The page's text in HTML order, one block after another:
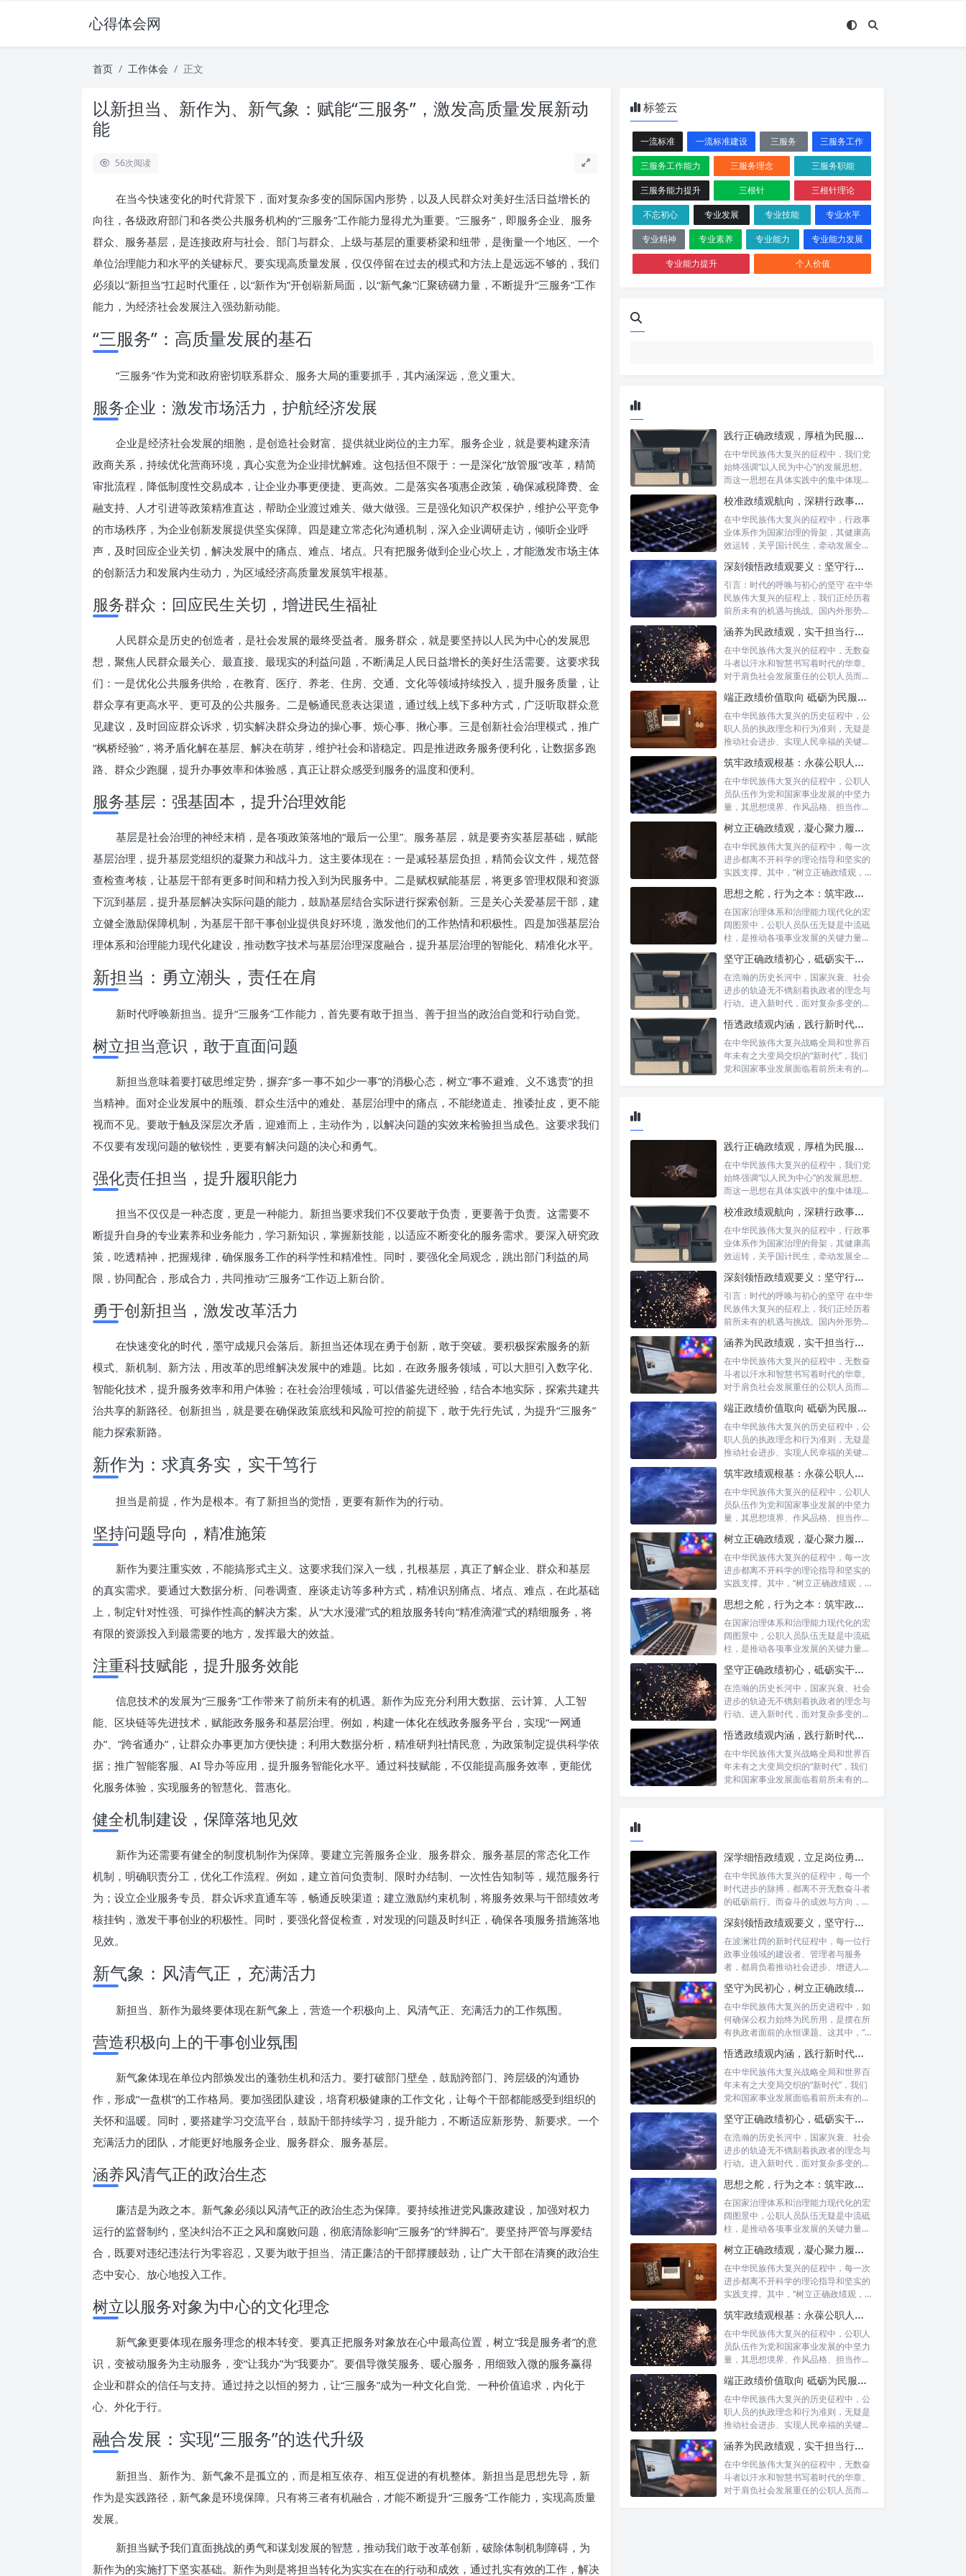
心得体会网
首页 工作体会 正文
以新担当、新作为、新气象：赋能“三服务”，激发高质量发展新动
能
56次阅读
在当今快速变化的时代背景下，面对复杂多变的国际国内形势，以及人民群众对美好生活日益增长的
向往，各级政府部门和各类公共服务机构的“三服务”工作能力显得尤为重要。“三服务”，即服务企业、服务
群众、服务基层，是连接政府与社会、部门与群众、上级与基层的重要桥梁和纽带，是衡量一个地区、一个
单位治理能力和水平的关键标尺。要实现高质量发展，仅仅停留在过去的模式和方法上是远远不够的，我们
必须以“新担当”扛起时代重任，以“新作为”开创崭新局面，以“新气象”汇聚磅礴力量，不断提升“三服务”工作
能力，为经济社会发展注入强劲新动能。
“三服务”：高质量发展的基石
“三服务”作为党和政府密切联系群众、服务大局的重要抓手，其内涵深远，意义重大。
服务企业：激发市场活力，护航经济发展
企业是经济社会发展的细胞，是创造社会财富、提供就业岗位的主力军。服务企业，就是要构建亲清
政商关系，持续优化营商环境，真心实意为企业排忧解难。这包括但不限于：一是深化“放管服”改革，精简
审批流程，降低制度性交易成本，让企业办事更便捷、更高效。二是落实各项惠企政策，确保减税降费、金
融支持、人才引进等政策精准直达，帮助企业渡过难关、做大做强。三是强化知识产权保护，维护公平竞争
的市场秩序，为企业创新发展提供坚实保障。四是建立常态化沟通机制，深入企业调研走访，倾听企业呼
声，及时回应企业关切，解决发展中的痛点、难点、堵点。只有把服务做到企业心坎上，才能激发市场主体
的创新活力和发展内生动力，为区域经济高质量发展筑牢根基。
服务群众：回应民生关切，增进民生福祉
人民群众是历史的创造者，是社会发展的最终受益者。服务群众，就是要坚持以人民为中心的发展思
想，聚焦人民群众最关心、最直接、最现实的利益问题，不断满足人民日益增长的美好生活需要。这要求我
们：一是优化公共服务供给，在教育、医疗、养老、住房、交通、文化等领域持续投入，提升服务质量，让
群众享有更高水平、更可及的公共服务。二是畅通民意表达渠道，通过线上线下多种方式，广泛听取群众意
见建议，及时回应群众诉求，切实解决群众身边的操心事、烦心事、揪心事。三是创新社会治理模式，推广
“枫桥经验”，将矛盾化解在基层、解决在萌芽，维护社会和谐稳定。四是推进政务服务便利化，让数据多跑
路、群众少跑腿，提升办事效率和体验感，真正让群众感受到服务的温度和便利。
服务基层：强基固本，提升治理效能
基层是社会治理的神经末梢，是各项政策落地的“最后一公里”。服务基层，就是要夯实基层基础，赋能
基层治理，提升基层党组织的凝聚力和战斗力。这主要体现在：一是减轻基层负担，精简会议文件，规范督
查检查考核，让基层干部有更多时间和精力投入到为民服务中。二是赋权赋能基层，将更多管理权限和资源
下沉到基层，提升基层解决实际问题的能力，鼓励基层结合实际进行探索创新。三是关心关爱基层干部，建
立健全激励保障机制，为基层干部干事创业提供良好环境，激发他们的工作热情和积极性。四是加强基层治
理体系和治理能力现代化建设，推动数字技术与基层治理深度融合，提升基层治理的智能化、精准化水平。
新担当：勇立潮头，责任在肩
新时代呼唤新担当。提升“三服务”工作能力，首先要有敢于担当、善于担当的政治自觉和行动自觉。
树立担当意识，敢于直面问题
新担当意味着要打破思维定势，摒弃“多一事不如少一事”的消极心态，树立“事不避难、义不逃责”的担
当精神。面对企业发展中的瓶颈、群众生活中的难处、基层治理中的痛点，不能绕道走、推诿扯皮，更不能
视而不见。要敢于触及深层次矛盾，迎难而上，主动作为，以解决问题的实效来检验担当成色。这要求我们
不仅要有发现问题的敏锐性，更要有解决问题的决心和勇气。
强化责任担当，提升履职能力
担当不仅仅是一种态度，更是一种能力。新担当要求我们不仅要敢于负责，更要善于负责。这需要不
断提升自身的专业素养和业务能力，学习新知识，掌握新技能，以适应不断变化的服务需求。要深入研究政
策，吃透精神，把握规律，确保服务工作的科学性和精准性。同时，要强化全局观念，跳出部门利益的局
限，协同配合，形成合力，共同推动“三服务”工作迈上新台阶。
勇于创新担当，激发改革活力
在快速变化的时代，墨守成规只会落后。新担当还体现在勇于创新，敢于突破。要积极探索服务的新
模式、新机制、新方法，用改革的思维解决发展中的难题。比如，在政务服务领域，可以大胆引入数字化、
智能化技术，提升服务效率和用户体验；在社会治理领域，可以借鉴先进经验，结合本地实际，探索共建共
治共享的新路径。创新担当，就是要在确保政策底线和风险可控的前提下，敢于先行先试，为提升“三服务”
能力探索新路。
新作为：求真务实，实干笃行
担当是前提，作为是根本。有了新担当的觉悟，更要有新作为的行动。
坚持问题导向，精准施策
新作为要注重实效，不能搞形式主义。这要求我们深入一线，扎根基层，真正了解企业、群众和基层
的真实需求。要通过大数据分析、问卷调查、座谈走访等多种方式，精准识别痛点、堵点、难点，在此基础
上，制定针对性强、可操作性高的解决方案。从“大水漫灌”式的粗放服务转向“精准滴灌”式的精细服务，将
有限的资源投入到最需要的地方，发挥最大的效益。
注重科技赋能，提升服务效能
信息技术的发展为“三服务”工作带来了前所未有的机遇。新作为应充分利用大数据、云计算、人工智
能、区块链等先进技术，赋能政务服务和基层治理。例如，构建一体化在线政务服务平台，实现“一网通
办”、“跨省通办”，让群众办事更加方便快捷；利用大数据分析，精准研判社情民意，为政策制定提供科学依
据；推广智能客服、AI 导办等应用，提升服务智能化水平。通过科技赋能，不仅能提高服务效率，更能优
化服务体验，实现服务的智慧化、普惠化。
健全机制建设，保障落地见效
新作为还需要有健全的制度机制作为保障。要建立完善服务企业、服务群众、服务基层的常态化工作
机制，明确职责分工，优化工作流程。例如，建立首问负责制、限时办结制、一次性告知制等，规范服务行
为；设立企业服务专员、群众诉求直通车等，畅通反映渠道；建立激励约束机制，将服务效果与干部绩效考
核挂钩，激发干事创业的积极性。同时，要强化督促检查，对发现的问题及时纠正，确保各项服务措施落地
见效。
新气象：风清气正，充满活力
新担当、新作为最终要体现在新气象上，营造一个积极向上、风清气正、充满活力的工作氛围。
营造积极向上的干事创业氛围
新气象体现在单位内部焕发出的蓬勃生机和活力。要打破部门壁垒，鼓励跨部门、跨层级的沟通协
作，形成“一盘棋”的工作格局。要加强团队建设，培育积极健康的工作文化，让每个干部都能感受到组织的
关怀和温暖。同时，要搭建学习交流平台，鼓励干部持续学习，提升能力，不断适应新形势、新要求。一个
充满活力的团队，才能更好地服务企业、服务群众、服务基层。
涵养风清气正的政治生态
廉洁是为政之本。新气象必须以风清气正的政治生态为保障。要持续推进党风廉政建设，加强对权力
运行的监督制约，坚决纠治不正之风和腐败问题，彻底清除影响“三服务”的“绊脚石”。要坚持严管与厚爱结
合，既要对违纪违法行为零容忍，又要为敢于担当、清正廉洁的干部撑腰鼓劲，让广大干部在清爽的政治生
态中安心、放心地投入工作。
树立以服务对象为中心的文化理念
新气象更要体现在服务理念的根本转变。要真正把服务对象放在心中最高位置，树立“我是服务者”的意
识，变被动服务为主动服务，变“让我办”为“我要办”。要倡导微笑服务、暖心服务，用细致入微的服务赢得
企业和群众的信任与支持。通过持之以恒的努力，让“三服务”成为一种文化自觉、一种价值追求，内化于
心、外化于行。
融合发展：实现“三服务”的迭代升级
新担当、新作为、新气象不是孤立的，而是相互依存、相互促进的有机整体。新担当是思想先导，新
作为是实践路径，新气象是环境保障。只有将三者有机融合，才能不断提升“三服务”工作能力，实现高质量
发展。
新担当赋予我们直面挑战的勇气和谋划发展的智慧，推动我们敢于改革创新，破除体制机制障碍，为
新作为的实施打下坚实基础。新作为则是将担当转化为实实在在的行动和成效，通过扎实有效的工作，解决
标签云
一流标准 一流标准建设 三服务
三服务工作
三服务工作能力
三服务理念
三服务职能
三服务能力提升
三根针
三根针理论
不忘初心
专业发展 专业技能
专业水平
专业精神
专业素养 专业能力
专业能力发展
专业能力提升
个人价值
践行正确政绩观，厚植为民服务根基：迈向高质量发展的根本遵循
在中华民族伟大复兴的征程中，我们党
始终强调“以人民为中心”的发展思想。
而这一思想在具体实践中的集中体现，
校准政绩观航向，深耕行政事业本职：新时代高质量发展的双重 imperative
在中华民族伟大复兴的征程中，行政事
业体系作为国家治理的骨架，其健康高
效运转，关乎国计民生，牵动发展全
深刻领悟政绩观要义：坚守行政事业初心，绘就为民服务新篇章
引言：时代的呼唤与初心的坚守 在中华
民族伟大复兴的征程上，我们正经历着
前所未有的机遇与挑战。国内外形势复
涵养为民政绩观，实干担当行稳致远：新时代公仆的价值坐标与实践航向
在中华民族伟大复兴的征程中，无数奋
斗者以汗水和智慧书写着时代的华章。
对于肩负社会发展重任的公职人员而
端正政绩价值取向 砥砺为民服务初心：新时代公仆的责任与担当
在中华民族伟大复兴的历史征程中，公
职人员的执政理念和行为准则，无疑是
推动社会进步、实现人民幸福的关键所
筑牢政绩观根基：永葆公职人员本色的时代考量与实践路径
在中华民族伟大复兴的征程中，公职人
员队伍作为党和国家事业发展的中坚力
量，其思想境界、作风品格、担当作为
树立正确政绩观，凝心聚力履职尽责：新时代下的治理智慧与实践路径
在中华民族伟大复兴的征程中，每一次
进步都离不开科学的理论指导和坚实的
实践支撑。其中，“树立正确政绩观，凝
思想之舵，行为之本：筑牢政绩观根基，永葆公职人员本色
在国家治理体系和治理能力现代化的宏
阔图景中，公职人员队伍无疑是中流砥
柱，是推动各项事业发展的关键力量。
坚守正确政绩初心，砥砺实干担当精神：新时代高质量发展的核心引擎
在浩瀚的历史长河中，国家兴衰、社会
进步的轨迹无不镌刻着执政者的理念与
行动。进入新时代，面对复杂多变的国
悟透政绩观内涵，践行新时代使命：书写高质量发展的时代答卷
在中华民族伟大复兴战略全局和世界百
年未有之大变局交织的“新时代”，我们
党和国家事业发展面临着前所未有的机
践行正确政绩观，厚植为民服务根基：迈向高质量发展的根本遵循
在中华民族伟大复兴的征程中，我们党
始终强调“以人民为中心”的发展思想。
而这一思想在具体实践中的集中体现，
校准政绩观航向，深耕行政事业本职：新时代高质量发展的双重 imperative
在中华民族伟大复兴的征程中，行政事
业体系作为国家治理的骨架，其健康高
效运转，关乎国计民生，牵动发展全
深刻领悟政绩观要义：坚守行政事业初心，绘就为民服务新篇章
引言：时代的呼唤与初心的坚守 在中华
民族伟大复兴的征程上，我们正经历着
前所未有的机遇与挑战。国内外形势复
涵养为民政绩观，实干担当行稳致远：新时代公仆的价值坐标与实践航向
在中华民族伟大复兴的征程中，无数奋
斗者以汗水和智慧书写着时代的华章。
对于肩负社会发展重任的公职人员而
端正政绩价值取向 砥砺为民服务初心：新时代公仆的责任与担当
在中华民族伟大复兴的历史征程中，公
职人员的执政理念和行为准则，无疑是
推动社会进步、实现人民幸福的关键所
筑牢政绩观根基：永葆公职人员本色的时代考量与实践路径
在中华民族伟大复兴的征程中，公职人
员队伍作为党和国家事业发展的中坚力
量，其思想境界、作风品格、担当作为
树立正确政绩观，凝心聚力履职尽责：新时代下的治理智慧与实践路径
在中华民族伟大复兴的征程中，每一次
进步都离不开科学的理论指导和坚实的
实践支撑。其中，“树立正确政绩观，凝
思想之舵，行为之本：筑牢政绩观根基，永葆公职人员本色
在国家治理体系和治理能力现代化的宏
阔图景中，公职人员队伍无疑是中流砥
柱，是推动各项事业发展的关键力量。
坚守正确政绩初心，砥砺实干担当精神：新时代高质量发展的核心引擎
在浩瀚的历史长河中，国家兴衰、社会
进步的轨迹无不镌刻着执政者的理念与
行动。进入新时代，面对复杂多变的国
悟透政绩观内涵，践行新时代使命：书写高质量发展的时代答卷
在中华民族伟大复兴战略全局和世界百
年未有之大变局交织的“新时代”，我们
党和国家事业发展面临着前所未有的机
深学细悟政绩观，立足岗位勇争先：新时代奋斗者的思想指引与实践航标
在中华民族伟大复兴的征程中，每一个
时代进步的脉搏，都离不开无数奋斗者
的砥砺前行。而奋斗的成效与方向，又
深刻领悟政绩观要义，坚守行政事业初心：新时代公仆的责任与担当
在波澜壮阔的新时代征程中，每一位行
政事业领域的建设者、管理者与服务
者，都肩负着推动社会进步、增进人民
坚守为民初心，树立正确政绩观念：以人民为中心的治理之道
在中华民族伟大复兴的历史进程中，如
何确保公权力始终为民所用，是摆在所
有执政者面前的永恒课题。这其中，“坚
悟透政绩观内涵，践行新时代使命：书写高质量发展的时代答卷
在中华民族伟大复兴战略全局和世界百
年未有之大变局交织的“新时代”，我们
党和国家事业发展面临着前所未有的机
坚守正确政绩初心，砥砺实干担当精神：新时代高质量发展的核心引擎
在浩瀚的历史长河中，国家兴衰、社会
进步的轨迹无不镌刻着执政者的理念与
行动。进入新时代，面对复杂多变的国
思想之舵，行为之本：筑牢政绩观根基，永葆公职人员本色
在国家治理体系和治理能力现代化的宏
阔图景中，公职人员队伍无疑是中流砥
柱，是推动各项事业发展的关键力量。
树立正确政绩观，凝心聚力履职尽责：新时代下的治理智慧与实践路径
在中华民族伟大复兴的征程中，每一次
进步都离不开科学的理论指导和坚实的
实践支撑。其中，“树立正确政绩观，凝
筑牢政绩观根基：永葆公职人员本色的时代考量与实践路径
在中华民族伟大复兴的征程中，公职人
员队伍作为党和国家事业发展的中坚力
量，其思想境界、作风品格、担当作为
端正政绩价值取向 砥砺为民服务初心：新时代公仆的责任与担当
在中华民族伟大复兴的历史征程中，公
职人员的执政理念和行为准则，无疑是
推动社会进步、实现人民幸福的关键所
涵养为民政绩观，实干担当行稳致远：新时代公仆的价值坐标与实践航向
在中华民族伟大复兴的征程中，无数奋
斗者以汗水和智慧书写着时代的华章。
对于肩负社会发展重任的公职人员而